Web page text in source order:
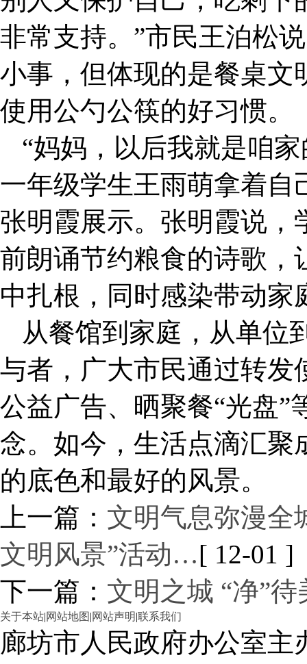
非常支持。”市民王泊松
小事，但体现的是餐桌文
使用公勺公筷的好习惯。
“妈妈，以后我就是咱
一年级学生王雨萌拿着自
张明霞展示。张明霞说，
前朗诵节约粮食的诗歌，
中扎根，同时感染带动家
从餐馆到家庭，从单位
与者，广大市民通过转发
公益广告、晒聚餐“光盘”
念。如今，生活点滴汇聚
的底色和最好的风景。
上一篇： 文明气息弥漫
文明风景”活动…[ 12-01 ]
下一篇： 文明之城 “净”待
关于本站|网站地图 |网站声明|联系我们
廊坊市人民政府办公室